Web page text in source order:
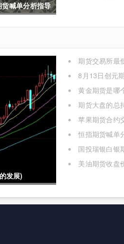
货喊单分析指导
发展)
期货交易所最
8月13日创元
黄金期货是哪
期货大盘的总
苹果期货合约
标准对价格的影
恒指期货喊单
国投瑞银白银
金实时行情怎么样)
美油期货收盘